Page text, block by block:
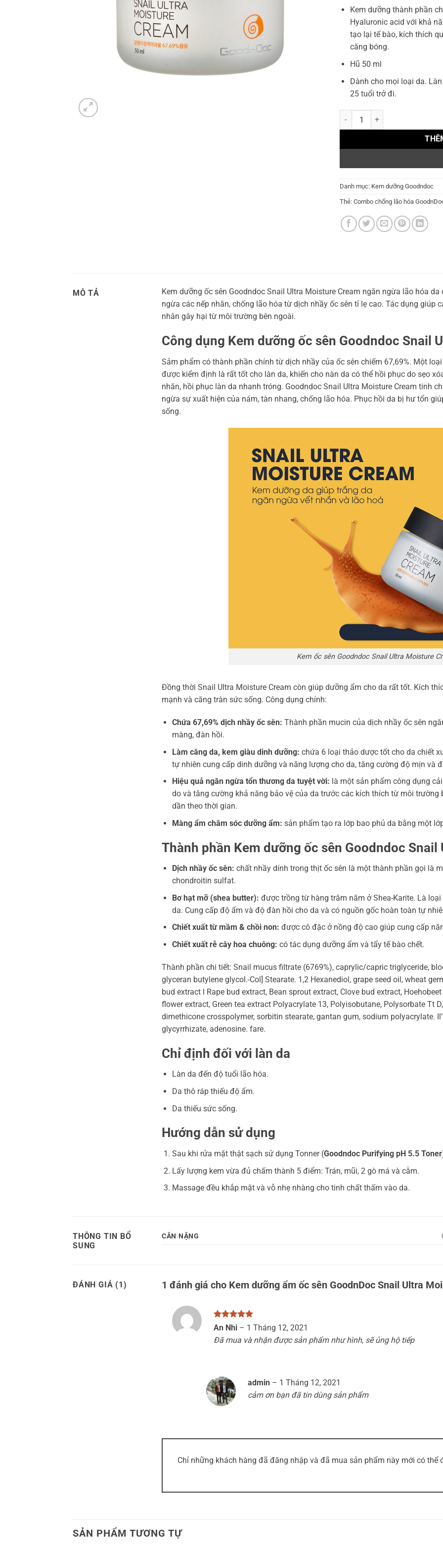
Kem dưỡng thành phần
Hyaluronic acid với khả
tạo lại tế bào, kích thích
căng bóng.
Hũ 50 ml
Dành cho mọi loại da.
25 tuổi trở đi.
Kem dưỡng ẩm ốc sên
Danh mục: Kem dưỡng Goodndoc
Thẻ: Combo chống lão hóa
MÔ TẢ
Kem dưỡng ốc sên Goodndoc Snail Ultra Moisture Cream ngăn ngừa lão hóa
ngừa các nếp nhăn, chống lão hóa từ dịch nhầy ốc sên tỉ lẹ cao. Tác dụng giúp
nhân gây hại từ môi trường bên ngoài.
Công dụng Kem dưỡng ốc sên Goodndoc Snail
Sảm phẩm có thành phần chính từ dịch nhầy của ốc sên chiếm 67,69%. Một
được kiểm định là rất tốt cho làn da, khiến cho nàn da có thể hồi phục do sẹo
nhăn, hồi phục làn da nhanh tróng. Goodndoc Snail Ultra Moisture Cream tinh
ngừa sự xuất hiện của nám, tàn nhang, chống lão hóa. Phục hồi da bị hư tổn
sống.
Kem ốc sên Goodndoc Snail Ultra Moisture
Đồng thời Snail Ultra Moisture Cream còn giúp dưỡng ẩm cho da rất tốt. Kích
mạnh và căng tràn sức sống. Công dụng chính:
Chứa 67,69% dịch nhầy ốc sên: Thành phần mucin của dịch nhầy ốc sên
màng, đàn hồi.
Làm căng da, kem giàu dinh dưỡng: chứa 6 loại thảo dược tốt cho da chiết
tự nhiên cung cấp dinh dưỡng và năng lượng cho da, tăng cường độ mịn và
Hiệu quả ngăn ngừa tổn thương da tuyệt vời: là một sản phẩm công dụng
do và tăng cường khả năng bảo vệ của da trước các kích thích từ môi
dần theo thời gian.
Màng ẩm chăm sóc dưỡng ẩm: sản phẩm tạo ra lớp bao phủ da bằng một
Thành phần Kem dưỡng ốc sên Goodndoc
Dịch nhầy ốc sên: chất nhầy dính trong thịt ốc sên là một thành phần gọi là
chondroitin sulfat.
Bơ hạt mỡ (shea butter): được trồng từ hàng trăm năm ở Shea-Karite. Là
da. Cung cấp độ ẩm và độ đàn hồi cho da và có nguồn gốc hoàn toàn tự
Chiết xuất từ ​​mầm & chồi non: được cô đặc ở nồng độ cao giúp cung cấp
Chiết xuất rễ cây hoa chuông: có tác dụng dưỡng ẩm và tẩy tế bào chết.
Thành phần chi tiết: Snail mucus filtrate (6769%), caprylic/capric triglyceride,
glyceran butylene glycol.-Col] Stearate. 1,2 Hexanediol, grape seed oil, wheat
bud extract l Rape bud extract, Bean sprout extract, Clove bud extract,
flower extract, Green tea extract Polyacrylate 13, Polyisobutane, Polysorbate Tt
dimethicone crosspolymer, sorbitin stearate, gantan gum, sodium polyacrylate.
glycyrrhizate, adenosine. fare.
Chỉ định đối với làn da
Làn da đến độ tuổi lão hóa.
Da thô ráp thiếu độ ẩm.
Da thiếu sức sống.
Hướng dẫn sử dụng
Sau khi rửa mặt thật sạch sử dụng Tonner (Goodndoc Purifying pH 5.5 Toner
Lấy lượng kem vừa đủ chấm thành 5 điểm: Trán, mũi, 2 gò má và cằm.
Massage đều khắp mặt và vỗ nhẹ nhàng cho tinh chất thấm vào da.
THÔNG TIN BỔ
SUNG
CÂN NẶNG
ĐÁNH GIÁ (1) 1 đánh giá cho Kem dưỡng ẩm ốc sên GoodnDoc Snail Ultra
Được xếp
sao
An Nhi – 1 Tháng 12, 2021
Đã mua và nhận được sản phẩm như hình, sẽ ủng hộ tiếp
admin – 1 Tháng 12, 2021
cảm ơn bạn đã tin dùng sản phẩm
Chỉ những khách hàng đã đăng nhập và đã mua sản phẩm này mới có thể
SẢN PHẨM TƯƠNG TỰ